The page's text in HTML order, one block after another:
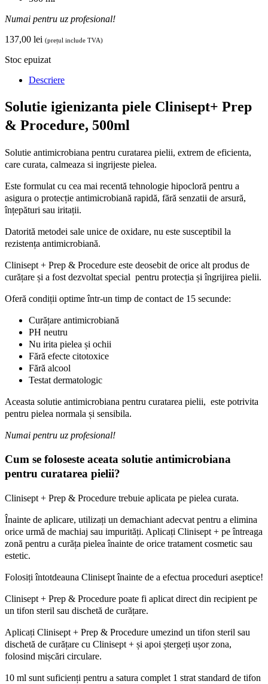
Numai pentru uz profesional!
137,00 lei (prețul include TVA)
Stoc epuizat
Descriere
Solutie igienizanta piele Clinisept+ Prep
& Procedure, 500ml
Solutie antimicrobiana pentru curatarea pielii, extrem de eficienta,
care curata, calmeaza si ingrijeste pielea.
Este formulat cu cea mai recentă tehnologie hipocloră pentru a
asigura o protecție antimicrobiană rapidă, fără senzatii de arsură,
înțepături sau iritații.
Datorită metodei sale unice de oxidare, nu este susceptibil la
rezistența antimicrobiană.
Clinisept + Prep & Procedure este deosebit de orice alt produs de
curățare și a fost dezvoltat special pentru protecția și îngrijirea pielii.
Oferă condiții optime într-un timp de contact de 15 secunde:
Curățare antimicrobiană
PH neutru
Nu irita pielea și ochii
Fără efecte citotoxice
Fără alcool
Testat dermatologic
Aceasta solutie antimicrobiana pentru curatarea pielii, este potrivita
pentru pielea normala și sensibila.
Numai pentru uz profesional!
Cum se foloseste aceata solutie antimicrobiana
pentru curatarea pielii?
Clinisept + Prep & Procedure trebuie aplicata pe pielea curata.
Înainte de aplicare, utilizați un demachiant adecvat pentru a elimina
orice urmă de machiaj sau impurități. Aplicați Clinisept + pe întreaga
zonă pentru a curăța pielea înainte de orice tratament cosmetic sau
estetic.
Folosiți întotdeauna Clinisept înainte de a efectua proceduri aseptice!
Clinisept + Prep & Procedure poate fi aplicat direct din recipient pe
un tifon steril sau dischetă de curățare.
Aplicați Clinisept + Prep & Procedure umezind un tifon steril sau
dischetă de curățare cu Clinisept + și apoi ștergeți ușor zona,
folosind mișcări circulare.
10 ml sunt suficienți pentru a satura complet 1 strat standard de tifon